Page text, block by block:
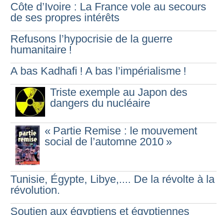
Côte d’Ivoire : La France vole au secours
de ses propres intérêts
Refusons l’hypocrisie de la guerre
humanitaire !
A bas Kadhafi ! A bas l’impérialisme !
Triste exemple au Japon des
dangers du nucléaire
« Partie Remise : le mouvement
social de l’automne 2010 »
Tunisie, Égypte, Libye,.... De la révolte à la
révolution.
Soutien aux égyptiens et égyptiennes